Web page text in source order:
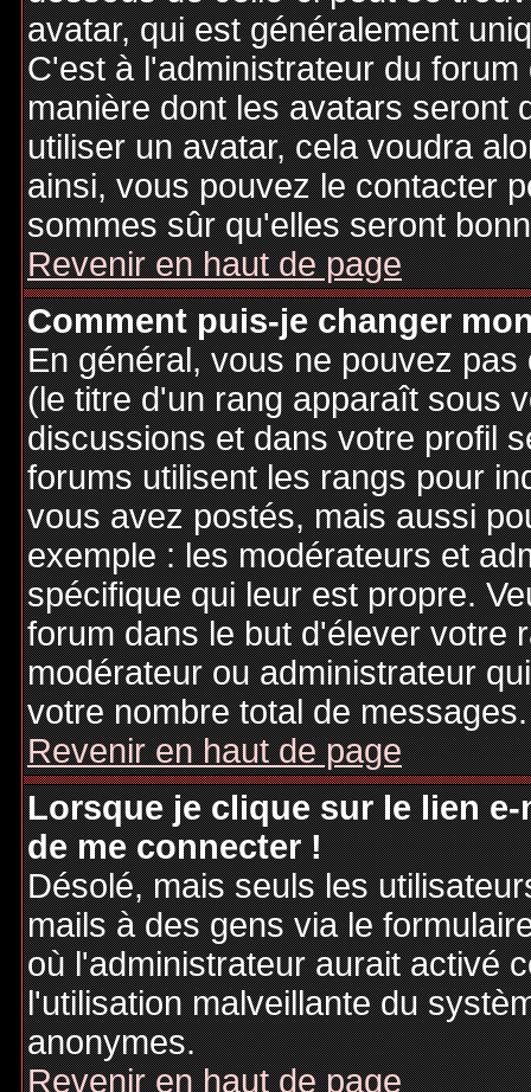
avatar, qui est généralement
C'est à l'administrateur du
manière dont les avatars seront
utiliser un avatar, cela voudra
ainsi, vous pouvez le contacter
sommes sûr qu'elles seront
Revenir en haut de page
Comment puis-je changer
En général, vous ne pouvez
(le titre d'un rang apparaît sous
discussions et dans votre profil
forums utilisent les rangs pour
vous avez postés, mais aussi
exemple : les modérateurs et
spécifique qui leur est propre.
forum dans le but d'élever votre
modérateur ou administrateur
votre nombre total de messages.
Revenir en haut de page
Lorsque je clique sur le lien
de me connecter !
Désolé, mais seuls les
mails à des gens via le
où l'administrateur aurait activé
l'utilisation malveillante du
anonymes.
Revenir en haut de page